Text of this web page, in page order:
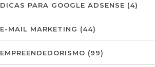
DICAS PARA GOOGLE ADSENSE (4)
E-MAIL MARKETING (44)
EMPREENDEDORISMO (99)